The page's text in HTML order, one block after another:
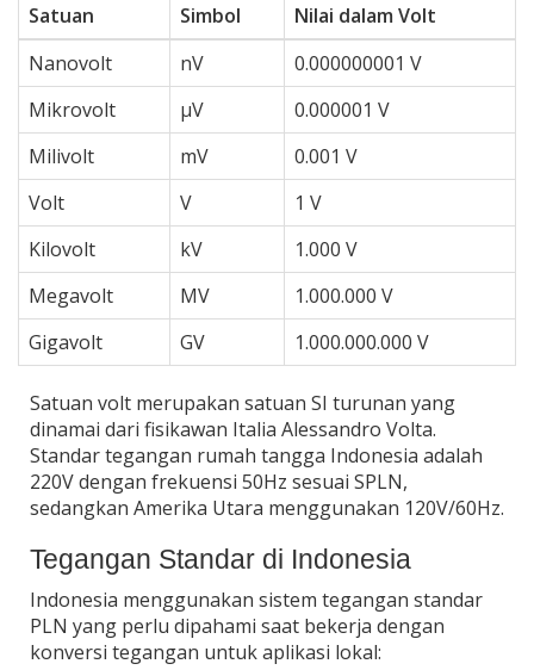
Satuan
Simbol
Nilai dalam Volt
Nanovolt
nV
0.000000001 V
Mikrovolt
µV
0.000001 V
Milivolt
mV
0.001 V
Volt
V
1 V
Kilovolt
kV
1.000 V
Megavolt
MV
1.000.000 V
Gigavolt
GV 1.000.000.000 V
Satuan volt merupakan satuan SI turunan yang
dinamai dari fisikawan Italia Alessandro Volta.
Standar tegangan rumah tangga Indonesia adalah
220V dengan frekuensi 50Hz sesuai SPLN,
sedangkan Amerika Utara menggunakan 120V/60Hz.
Tegangan Standar di Indonesia
Indonesia menggunakan sistem tegangan standar
PLN yang perlu dipahami saat bekerja dengan
konversi tegangan untuk aplikasi lokal: